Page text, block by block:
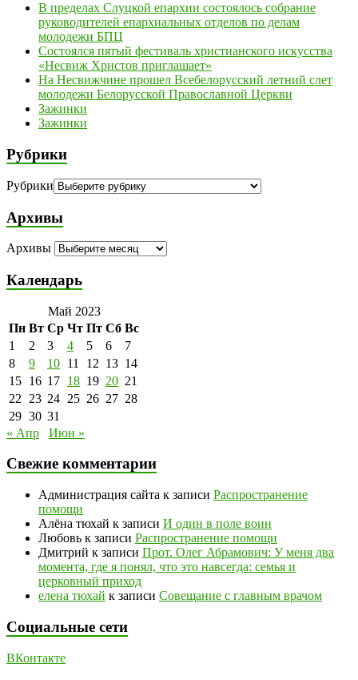
В пределах Слуцкой епархии состоялось собрание
руководителей епархиальных отделов по делам
молодежи БПЦ
Состоялся пятый фестиваль христианского искусства
«Несвиж Христов приглашает»
На Несвижчине прошел Всебелорусский летний слет
молодежи Белорусской Православной Церкви
Зажинки
Зажинки
Рубрики
Рубрики
Архивы
Архивы
Календарь
Май 2023
Пн Вт Ср Чт Пт Сб Вс
1
2 3 4 5 6
7
8
9 10 11 12 13 14
15 16 17 18 19 20 21
22
23 24 25 26 27 28
29 30 31
« Апр
Июн »
Свежие комментарии
Администрация сайта к записи Распространение
помощи
Алёна тюхай к записи И один в поле воин
Любовь к записи Распространение помощи
Дмитрий к записи Прот. Олег Абрамович: У меня два
момента, где я понял, что это навсегда: семья и
церковный приход
елена тюхай к записи Совещание с главным врачом
Социальные сети
ВКонтакте